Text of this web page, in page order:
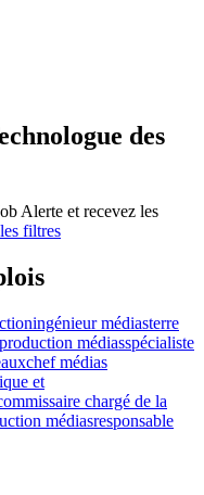
des
Alerte et recevez les
filtres
ingénieur médiasterre
médiasspécialiste
chef médias
et
chargé de la
médiasresponsable